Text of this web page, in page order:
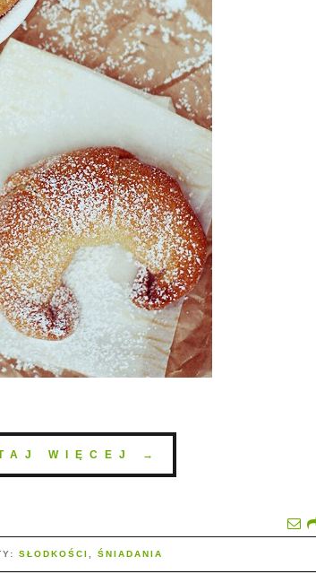
WIĘCEJ →
SŁODKOŚCI ŚNIADANIA